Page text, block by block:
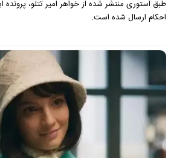
طبق استوری منتشر شده از خواهر امیر تتلو، پرونده
احکام ارسال شده است.